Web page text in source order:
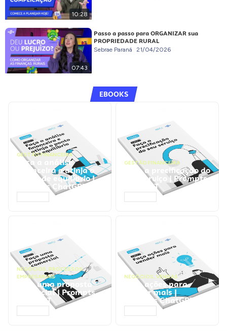
10:28
07:43
Passo a passo para ORGANIZAR sua
PROPRIEDADE RURAL
Sebrae Paraná 21/04/2026
EBOOKS
GESTÃO FINANCEIRA
Faça a análise
financeira e atinja o
ponto de equilíbrio |
Prompts ChatGPT
GESTÃO FINANCEIRA
Faça a precificação do
seu serviço | Prompts
ChatGPT
NEGÓCIOS, PROCESSOS
EMPRESARIAIS
Faça uma proposta
comercial | Prompts
ChatGPT
NEGÓCIOS, VENDAS
Faça ações para
vender mais |
Prompts ChatGPT